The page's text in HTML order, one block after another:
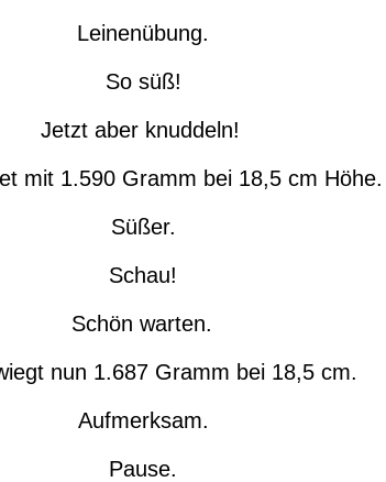
Leinenübung.
So süß!
Jetzt aber knuddeln!
mit 1.590 Gramm bei 18,5 cm Höhe.
Süßer.
Schau!
Schön warten.
nun 1.687 Gramm bei 18,5 cm.
Aufmerksam.
Pause.